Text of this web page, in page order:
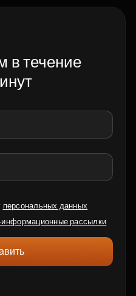
в течение
персональных данных
рассылки